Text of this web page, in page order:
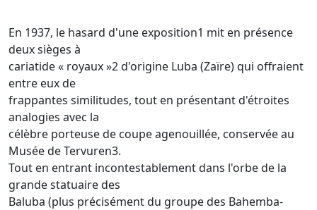
En 1937, le hasard d'une exposition1 mit en présence
deux sièges à
cariatide « royaux »2 d'origine Luba (Zaïre) qui offraient
entre eux de
frappantes similitudes, tout en présentant d'étroites
analogies avec la
célèbre porteuse de coupe agenouillée, conservée au
Musée de Tervuren3.
Tout en entrant incontestablement dans l'orbe de la
grande statuaire des
Baluba (plus précisément du groupe des Bahemba-